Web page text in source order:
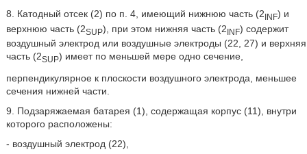
8. Катодный отсек (2) по п. 4, имеющий нижнюю часть (2INF) и
верхнюю часть (2SUP), при этом нижняя часть (2INF) содержит
воздушный электрод или воздушные электроды (22, 27) и верхняя
часть (2SUP) имеет по меньшей мере одно сечение,
перпендикулярное к плоскости воздушного электрода, меньшее
сечения нижней части.
9. Подзаряжаемая батарея (1), содержащая корпус (11), внутри
которого расположены:
- воздушный электрод (22),